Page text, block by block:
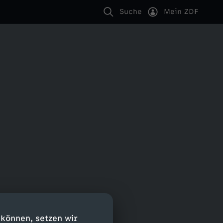
setzen wir
Suche Mein ZDF